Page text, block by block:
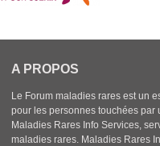
A PROPOS
Le Forum maladies rares est un
pour les personnes touchées par
Maladies Rares Info Services,
maladies rares. Maladies Rares